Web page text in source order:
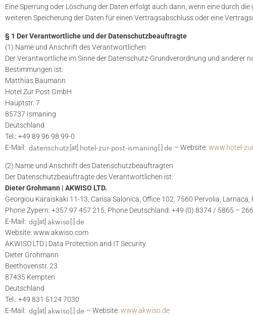
Eine Sperrung oder Löschung der Daten erfolgt auch dann, wenn eine durch
weiteren Speicherung der Daten für einen Vertragsabschluss oder eine
§ 1 Der Verantwortliche und der Datenschutzbeauftragte
(1) Name und Anschrift des Verantwortlichen
Der Verantwortliche im Sinne der Datenschutz-Grundverordnung und
Bestimmungen ist:
Matthias Baumann
Hotel Zur Post GmbH
Hauptstr. 7
85737 Ismaning
Deutschland
Tel.: +49 89 96 98 99-0
E-Mail:
[at] [.] – Website: www.hotel-
(2) Name und Anschrift des Datenschutzbeauftragten
Der Datenschutzbeauftragte des Verantwortlichen ist:
Dieter Grohmann | AKWISO LTD.
Georgiou Karaiskaki 11-13, Carisa Salonica, Office 102, 7560 Pervolia, Larnaca,
Phone Zypern: +357 97 457 215, Phone Deutschland: +49 (0) 8374 / 5865 – 266
E-Mail:
[at] [.]
Website: www.akwiso.com
AKWISO LTD | Data Protection and IT Security
Dieter Grohmann
Beethovenstr. 23
87435 Kempten
Deutschland
Tel.: +49 831 5124 7030
E-Mail:
[at] [.] – Website: www.akwiso.de